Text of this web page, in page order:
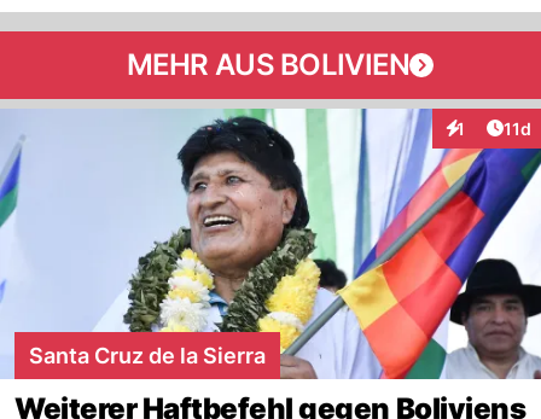
MEHR AUS BOLIVIEN
1 11d
Santa Cruz de la Sierra
Weiterer Haftbefehl gegen Boliviens